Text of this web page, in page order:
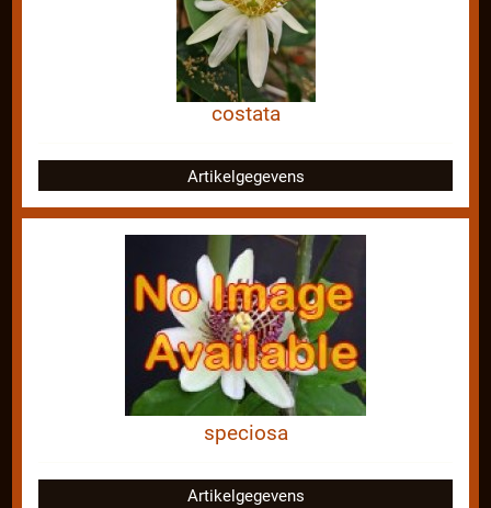
costata
Artikelgegevens
speciosa
Artikelgegevens